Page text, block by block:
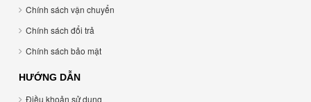
Chính sách vận chuyển
Chính sách đổi trả
Chính sách bảo mật
HƯỚNG DẪN
Điều khoản sử dụng